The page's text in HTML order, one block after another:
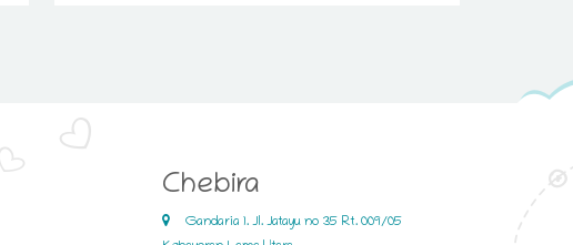
Chebira
Gandaria 1. Jl. Jatayu no 35 Rt. 009/05